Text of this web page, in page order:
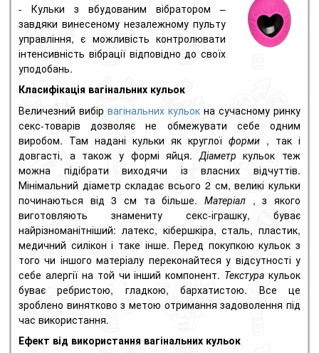
- Кульки з вбудованим вібратором –
завдяки винесеному незалежному пульту
управління, є можливість контролювати
інтенсивність вібрації відповідно до своїх
уподобань.
Класифікація вагінальних кульок
Величезний вибір вагінальних кульок на сучасному ринку
секс-товарів дозволяє не обмежувати себе одним
виробом. Там надані кульки як круглої форми , так і
довгасті, а також у формі яйця. Діаметр кульок теж
можна підібрати виходячи із власних відчуттів.
Мінімальний діаметр складає всього 2 см, великі кульки
починаються від 3 см та більше. Матеріал , з якого
виготовляють знамениту секс-іграшку, буває
найрізноманітніший: латекс, кібершкіра, сталь, пластик,
медичний силікон і таке інше. Перед покупкою кульок з
того чи іншого матеріалу переконайтеся у відсутності у
себе алергії на той чи інший компонент. Текстура кульок
буває ребристою, гладкою, бархатистою. Все це
зроблено винятково з метою отримання задоволення під
час використання.
Ефект від використання вагінальних кульок